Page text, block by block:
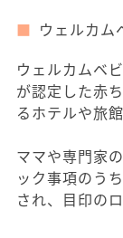
ウェルカム
ウェルカムベ
が認定した赤
るホテルや旅館
ママや専門家
ック事項のう
され、目印の